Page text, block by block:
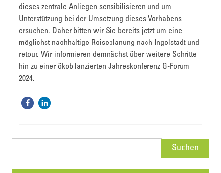
dieses zentrale Anliegen sensibilisieren und um
Unterstützung bei der Umsetzung dieses Vorhabens
ersuchen. Daher bitten wir Sie bereits jetzt um eine
möglichst nachhaltige Reiseplanung nach Ingolstadt und
retour. Wir informieren demnächst über weitere Schritte
hin zu einer ökobilanzierten Jahreskonferenz G-Forum
2024.